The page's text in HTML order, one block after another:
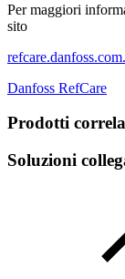
Per maggiori
sito
Danfoss RefCare
Prodotti
Soluzioni